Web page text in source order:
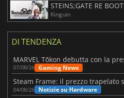
STEINS;GATE RE BOOT
Kinguin
DI TENDENZA
07/08/26 Gaming News
04/08/26 Notizie su Hardware